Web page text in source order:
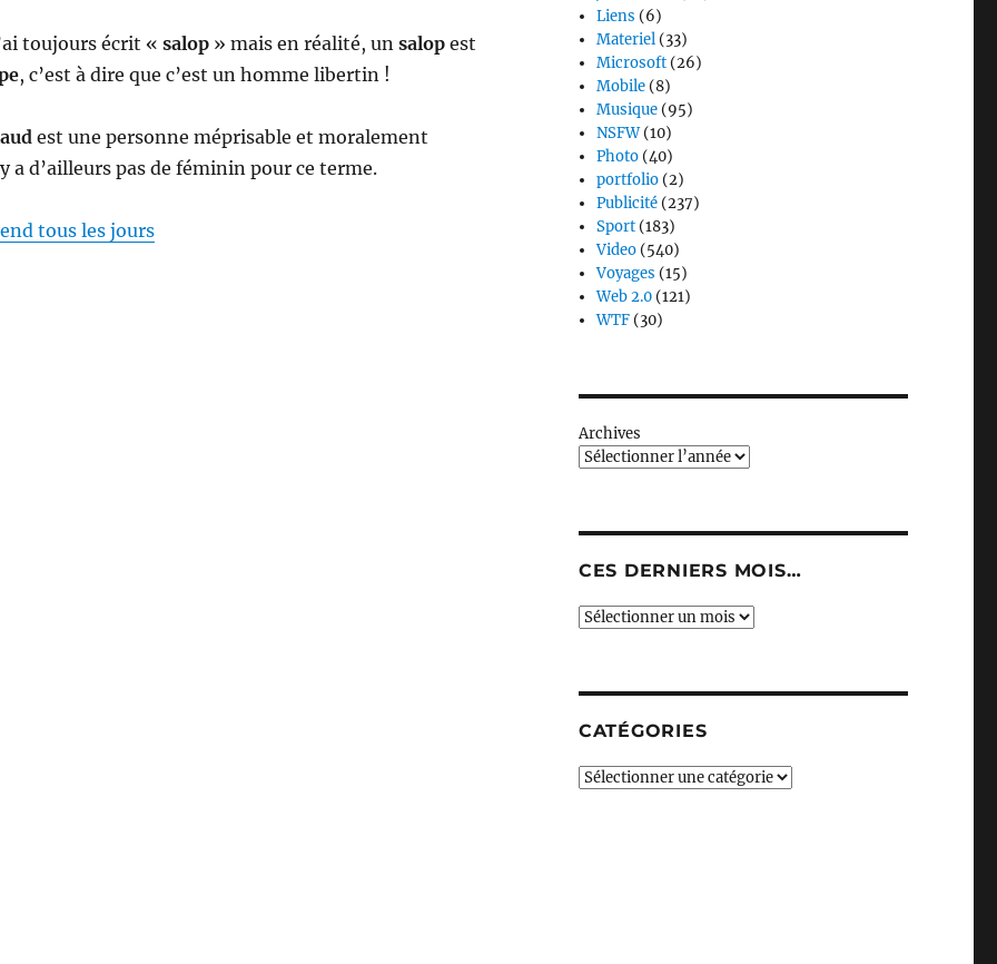
toujours écrit « salop» mais en réalité, un salop est
, c’est à dire que c’est un homme libertin !
est une personne méprisable et moralement
a d’ailleurs pas de féminin pour ce terme.
tous les jours
Liens (6)
Materiel (33)
Microsoft (26)
Mobile (8)
Musique (95)
NSFW(10)
Photo (40)
portfolio (2)
Publicité (237)
Sport (183)
Video (540)
Voyages (15)
Web 2.0 (121)
WTF (30)
Archives
CES DERNIERS MOIS…
Ces
CATÉGORIES
Catégories